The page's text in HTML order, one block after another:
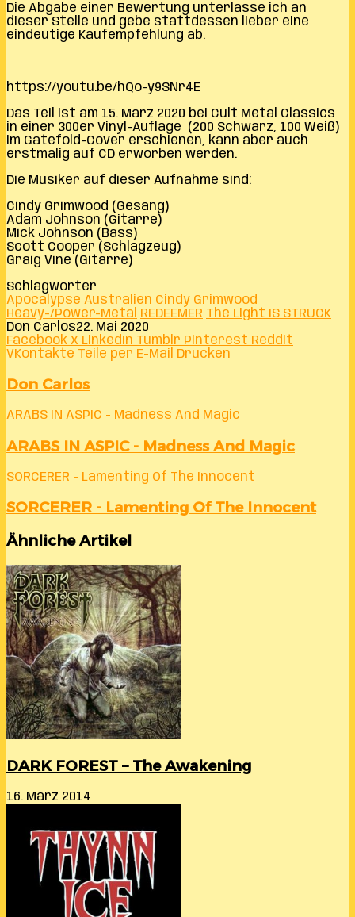
Die Abgabe einer Bewertung unterlasse ich an
dieser Stelle und gebe stattdessen lieber eine
eindeutige Kaufempfehlung ab.
https://youtu.be/hQo-y9SNr4E
Das Teil ist am 15. März 2020 bei Cult Metal Classics
in einer 300er Vinyl-Auflage (200 Schwarz, 100 Weiß)
im Gatefold-Cover erschienen, kann aber auch
erstmalig auf CD erworben werden.
Die Musiker auf dieser Aufnahme sind:
Cindy Grimwood (Gesang)
Adam Johnson (Gitarre)
Mick Johnson (Bass)
Scott Cooper (Schlagzeug)
Graig Vine (Gitarre)
Schlagwörter
Apocalypse Australien Cindy Grimwood
Heavy-/Power-Metal
REDEEMER The Light IS STRUCK
Don Carlos22. Mai 2020
Facebook X LinkedIn Tumblr Pinterest Reddit
VKontakte Teile per E-Mail Drucken
Don Carlos
ARABS IN ASPIC - Madness And Magic
ARABS IN ASPIC - Madness And Magic
SORCERER - Lamenting Of The Innocent
SORCERER - Lamenting Of The Innocent
Ähnliche Artikel
DARK FOREST – The Awakening
16. März 2014